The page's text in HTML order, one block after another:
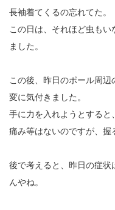
長袖着てくるの忘れてた。
この日は、それほど虫も
ました。
この後、昨日のポール周
変に気付きました。
手に力を入れようとすると
痛み等はないのですが、握
後で考えると、昨日の症
んやね。